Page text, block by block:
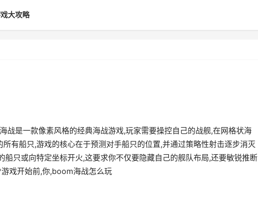
大攻略
是一款像素风格的经典海战游戏,玩家需要操控自己的战舰,在网格状海
有船只,游戏的核心在于预测对手船只的位置,并通过策略性射击逐步消灭
船只或向特定坐标开火,这要求你不仅要隐藏自己的舰队布局,还要敏锐推断
戏开始前,你,boom海战怎么玩